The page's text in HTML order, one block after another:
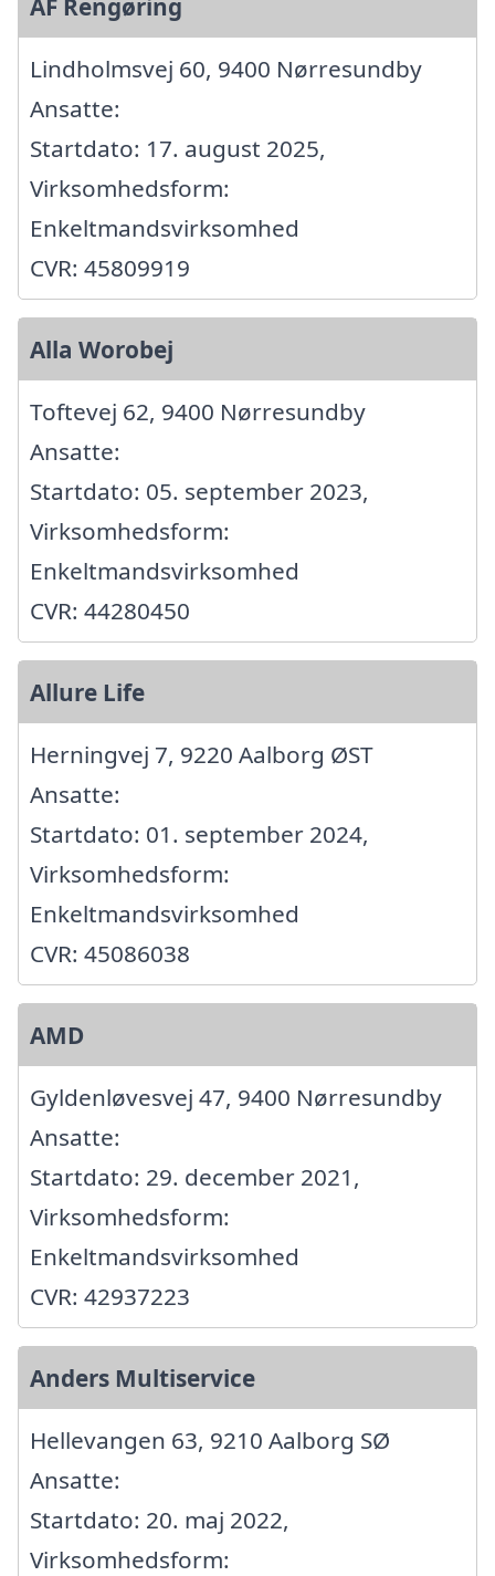
Lindholmsvej 60, 9400 Nørresundby
Ansatte:
Startdato: 17. august 2025,
Virksomhedsform:
Enkeltmandsvirksomhed
CVR: 45809919
Alla Worobej
Toftevej 62, 9400 Nørresundby
Ansatte:
Startdato: 05. september 2023,
Virksomhedsform:
Enkeltmandsvirksomhed
CVR: 44280450
Allure Life
Herningvej 7, 9220 Aalborg ØST
Ansatte:
Startdato: 01. september 2024,
Virksomhedsform:
Enkeltmandsvirksomhed
CVR: 45086038
AMD
Gyldenløvesvej 47, 9400 Nørresundby
Ansatte:
Startdato: 29. december 2021,
Virksomhedsform:
Enkeltmandsvirksomhed
CVR: 42937223
Anders Multiservice
Hellevangen 63, 9210 Aalborg SØ
Ansatte:
Startdato: 20. maj 2022,
Virksomhedsform: